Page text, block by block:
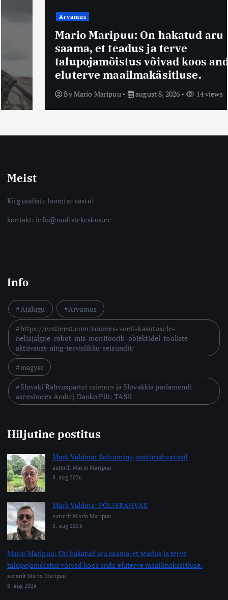
Mario Maripuu: On hakatud aru
saama, et teadus ja terve
talupojamõistus võivad koos anda
eluterve maailmakäsitluse.
By Mario Maripuu august 8, 2026 14 views
Meist
Kirg uudiste loomise vastu!
kontakt: info@uudistekeskus.ee
Info
Ajalugu
Arvamus
https://eestieest.com/soomes-voeti-kasutusele-
neljajalgne-robot-mis-monitoorib-objektidel-tooliste-
aktiivsust-ning-tervislikku-seisundit/
magyar
Slovaki Rahvuspartei esimees ja Slovakkia parlamendi
aseesimees Andrej Danko Pilt: TASR
Hiljutine postitus
Mark Valdma: Solvumine, mõttesähvatusi!
autorilt Mario Maripuu
8. aug 2026
Mark Valdma: PÕLISRAHVAS
autorilt Mario Maripuu
8. aug 2026
Mario Maripuu: On hakatud aru saama, et teadus ja terve
talupojamõistus võivad koos anda eluterve maailmakäsitluse.
autorilt Mario Maripuu
8. aug 2026